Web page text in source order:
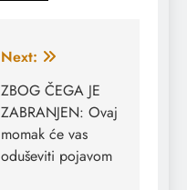
Next:
ZBOG ČEGA JE
ZABRANJEN: Ovaj
momak će vas
oduševiti pojavom